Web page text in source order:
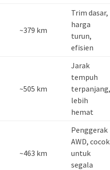
~379 km
Trim dasar,
harga
turun,
efisien
~505 km
Jarak
tempuh
terpanjang,
lebih
hemat
~463 km
Penggerak
AWD, cocok
untuk
segala